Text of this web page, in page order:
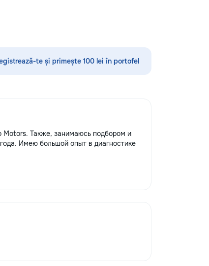
te și primește 100 lei în portofel
Также, занимаюсь подбором и
Имею большой опыт в диагностике